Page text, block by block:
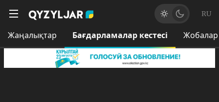
RU
Жаңалықтар Бағдарламалар кестесі Жобалар